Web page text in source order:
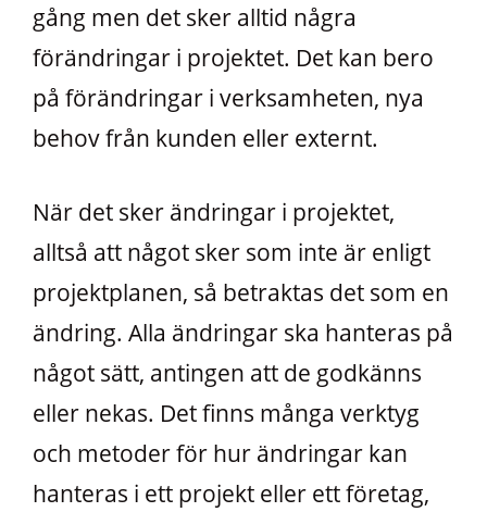
gång men det sker alltid några
förändringar i projektet. Det kan bero
på förändringar i verksamheten, nya
behov från kunden eller externt.
När det sker ändringar i projektet,
alltså att något sker som inte är enligt
projektplanen, så betraktas det som en
ändring. Alla ändringar ska hanteras på
något sätt, antingen att de godkänns
eller nekas. Det finns många verktyg
och metoder för hur ändringar kan
hanteras i ett projekt eller ett företag,